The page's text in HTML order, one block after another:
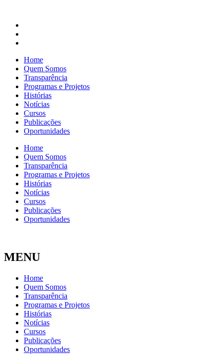
Home
Quem Somos
Transparência
Programas e Projetos
Histórias
Notícias
Cursos
Publicações
Oportunidades
Home
Quem Somos
Transparência
Programas e Projetos
Histórias
Notícias
Cursos
Publicações
Oportunidades
MENU
Home
Quem Somos
Transparência
Programas e Projetos
Histórias
Notícias
Cursos
Publicações
Oportunidades